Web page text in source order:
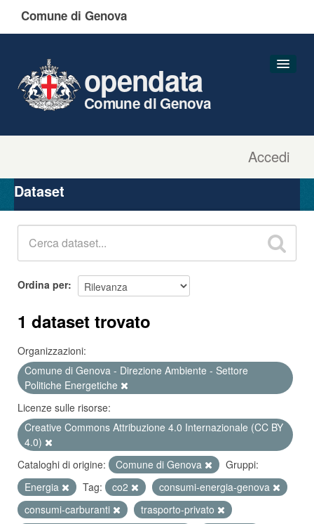
Comune di Genova
Accedi
opendata
Comune di Genova
Organizzazioni
Gruppi
Dataset
Ordina per
1 dataset trovato
Organizzazioni:
Comune di Genova - Direzione Ambiente - Settore
Politiche Energetiche
Licenze sulle risorse:
Creative Commons Attribuzione 4.0 Internazionale (CC BY
4.0)
Cataloghi di origine:
Comune di Genova
Gruppi:
Energia
Tag: co2
consumi-energia-genova
consumi-carburanti
trasporto-privato